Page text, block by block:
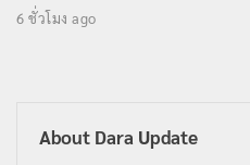
6 ชั่วโมง ago
About Dara Update